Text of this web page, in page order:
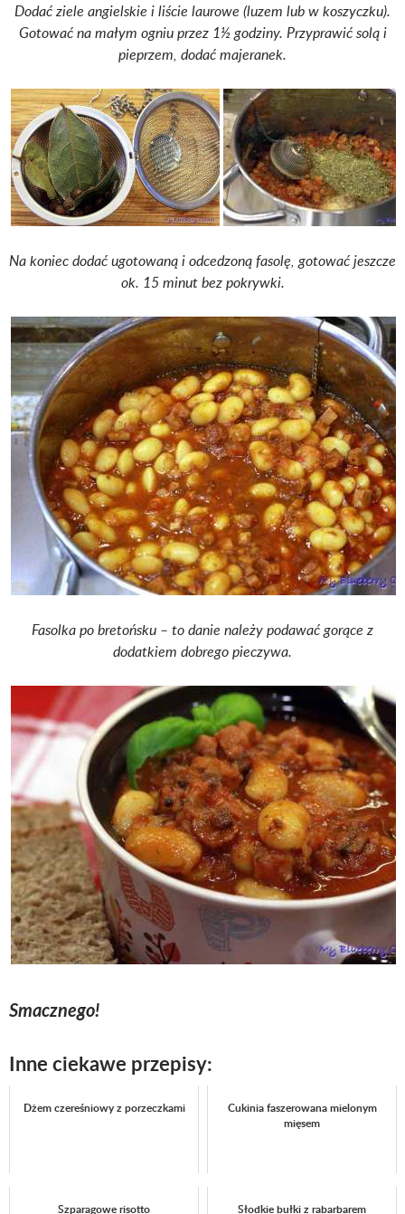
Dodać ziele angielskie i liście laurowe (luzem lub w koszyczku).
Gotować na małym ogniu przez 1½ godziny. Przyprawić solą i
pieprzem, dodać majeranek.
Na koniec dodać ugotowaną i odcedzoną fasolę, gotować jeszcze
ok. 15 minut bez pokrywki.
Fasolka po bretońsku – to danie należy podawać gorące z
dodatkiem dobrego pieczywa.
Smacznego!
Inne ciekawe przepisy:
Dżem czereśniowy z porzeczkami
Cukinia faszerowana mielonym
mięsem
Szparagowe risotto Słodkie bułki z rabarbarem